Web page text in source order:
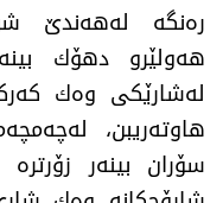
رەنگە لەهەندێ‌
هەولێرو دهۆك
لەشارێكی وەك
هاوتەریبن،
سۆران بینەر